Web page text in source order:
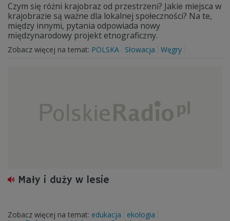
Czym się różni krajobraz od przestrzeni? Jakie miejsca w
krajobrazie są ważne dla lokalnej społeczności? Na te,
między innymi, pytania odpowiada nowy
międzynarodowy projekt etnograficzny.
Zobacz więcej na temat: POLSKA Słowacja Węgry
Mały i duży w lesie
Zobacz więcej na temat: edukacja
ekologia